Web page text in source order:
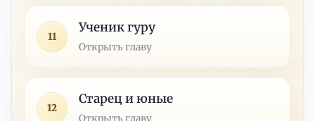
11
Ученик гуру
Открыть главу
12
Старец и юные